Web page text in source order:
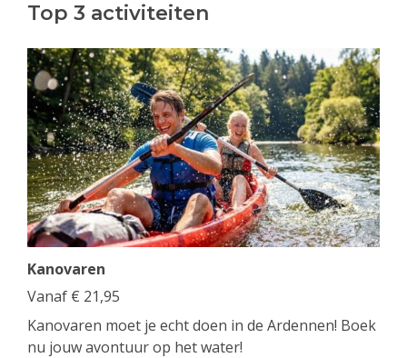
Top 3 activiteiten
Kanovaren
Vanaf € 21,95
Kanovaren moet je echt doen in de Ardennen! Boek
nu jouw avontuur op het water!